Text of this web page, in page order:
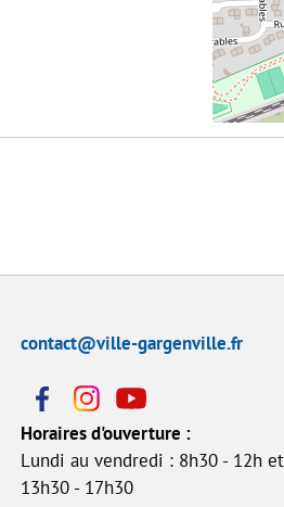
contact@ville-gargenville.fr
Horaires d'ouverture :
Lundi au vendredi : 8h30 - 12h et
13h30 - 17h30